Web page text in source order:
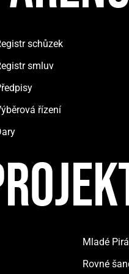
schůzek
smluv
řízení
Mladé
Rovné